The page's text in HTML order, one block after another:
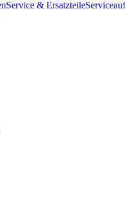
Service & Ersatzteile